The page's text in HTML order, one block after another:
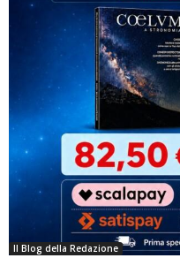
Il Blog della Redazione